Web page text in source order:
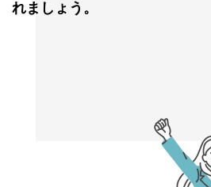
れましょう。